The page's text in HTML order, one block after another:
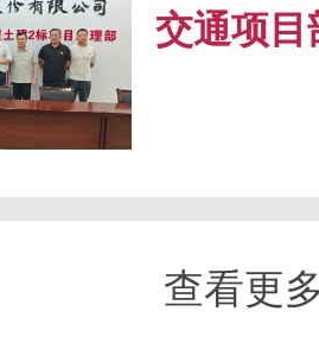
交通项目
查看更